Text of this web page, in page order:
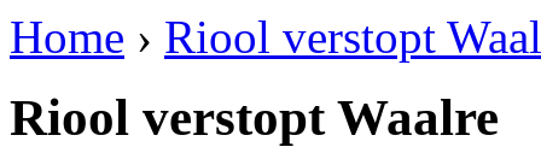
Home › Riool verstopt
Riool verstopt Waalre